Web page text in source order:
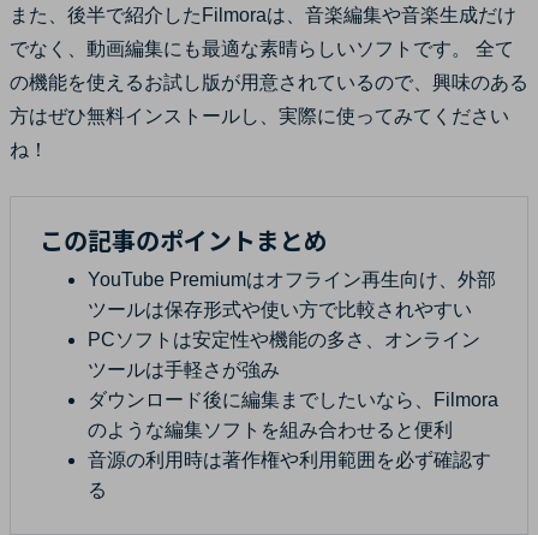
また、後半で紹介したFilmoraは、音楽編集や音楽生成だけ
でなく、動画編集にも最適な素晴らしいソフトです。 全て
の機能を使えるお試し版が用意されているので、興味のある
方はぜひ無料インストールし、実際に使ってみてください
ね！
この記事のポイントまとめ
YouTube Premiumはオフライン再生向け、外部
ツールは保存形式や使い方で比較されやすい
PCソフトは安定性や機能の多さ、オンライン
ツールは手軽さが強み
ダウンロード後に編集までしたいなら、Filmora
のような編集ソフトを組み合わせると便利
音源の利用時は著作権や利用範囲を必ず確認す
る